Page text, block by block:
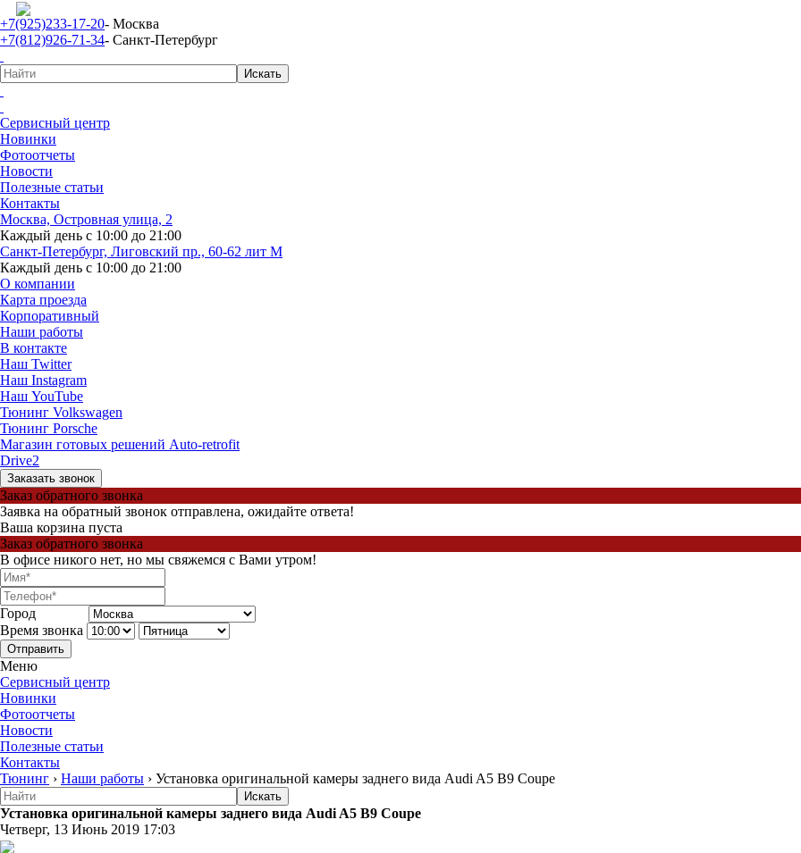
+7(925)233-17-20- Москва
+7(812)926-71-34- Санкт-Петербург
Сервисный центр
Новинки
Фотоотчеты
Новости
Полезные статьи
Контакты
Москва, Островная улица, 2
Каждый день с 10:00 до 21:00
Санкт-Петербург, Лиговский пр., 60-62 лит М
Каждый день с 10:00 до 21:00
О компании
Карта проезда
Корпоративный
Наши работы
В контакте
Наш Twitter
Наш Instagram
Наш YouTube
Тюнинг Volkswagen
Тюнинг Porsche
Магазин готовых решений Auto-retrofit
Drive2
Заказать звонок
Заказ обратного звонка
Заявка на обратный звонок отправлена, ожидайте ответа!
Ваша корзина пуста
Заказ обратного звонка
В офисе никого нет, но мы свяжемся с Вами утром!
Город
Время звонка
Отправить
Меню
Сервисный центр
Новинки
Фотоотчеты
Новости
Полезные статьи
Контакты
Тюнинг › Наши работы › Установка оригинальной камеры заднего вида Audi A5 B9 Coupe
Установка оригинальной камеры заднего вида Audi A5 B9 Coupe
Четверг, 13 Июнь 2019 17:03